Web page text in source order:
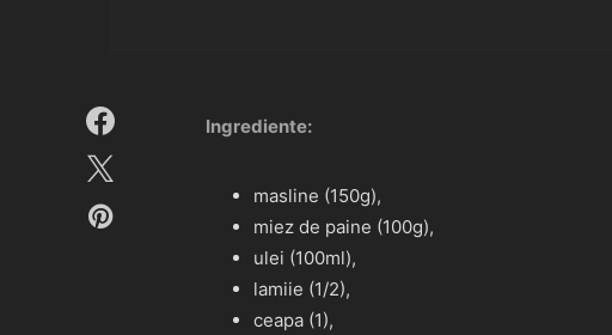
Ingrediente:
masline (150g),
miez de paine (100g),
ulei (100ml),
lamiie (1/2),
ceapa (1),